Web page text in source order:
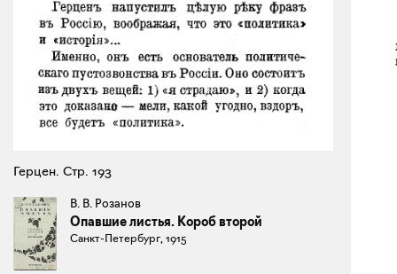
Герцен. Стр. 193
В. В. Розанов
Опавшие листья. Короб второй
Санкт-Петербург, 1915